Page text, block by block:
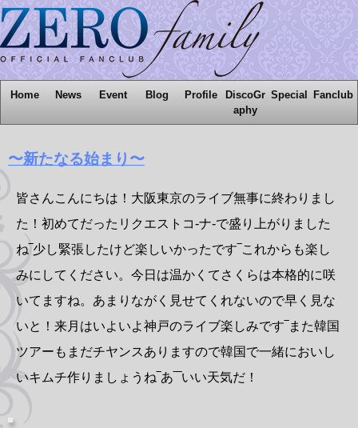
Home News Event Blog Profile
DiscoGr
aphy
Special Fanclub
〜新たなる始まり〜
皆さんこんにちは！大阪東京のライブ無事に終わりまし
た！初めてだったリクエストコ-ナ-で盛り上がりました
ね‾少し緊張したけど楽しいかったです‾これからも楽し
みにしてください。今日は温かくてさくらは本格的に咲
いてますね。あまりながく見せてくれないので早く見な
いと！来月はいよいよ神戸のライブ楽しみです‾また韓国
ツアーもまだチヤンスありますので韓国で一緒においし
いキムチ作りましょうね‾あ‾‾いい天気だ！